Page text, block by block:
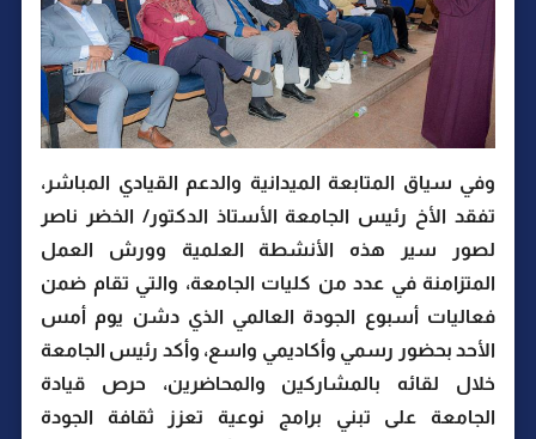
وفي سياق المتابعة الميدانية والدعم القيادي المباشر،
تفقد الأخ رئيس الجامعة الأستاذ الدكتور/ الخضر ناصر
لصور سير هذه الأنشطة العلمية وورش العمل
المتزامنة في عدد من كليات الجامعة، والتي تقام ضمن
فعاليات أسبوع الجودة العالمي الذي دشن يوم أمس
الأحد بحضور رسمي وأكاديمي واسع، وأكد رئيس الجامعة
خلال لقائه بالمشاركين والمحاضرين، حرص قيادة
الجامعة على تبني برامج نوعية تعزز ثقافة الجودة